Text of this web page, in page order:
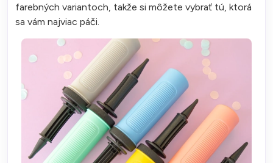
farebných variantoch, takže si môžete vybrať tú, ktorá
sa vám najviac páči.